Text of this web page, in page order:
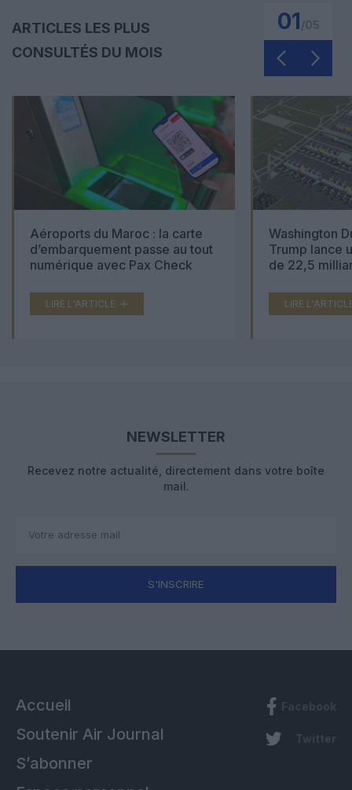
ARTICLES LES PLUS
CONSULTÉS DU MOIS
01
Aéroports du Maroc : la carte
d’embarquement passe au tout
numérique avec Pax Check
LIRE L'ARTICLE
Washington
Trump lance
de 22,5
LIRE
NEWSLETTER
Recevez notre actualité, directement dans votre boîte
mail.
S'INSCRIRE
Accueil
Soutenir Air Journal
S’abonner